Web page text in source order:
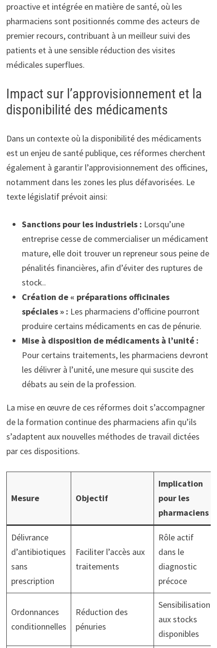
proactive et intégrée en matière de santé, où les
pharmaciens sont positionnés comme des acteurs de
premier recours, contribuant à un meilleur suivi des
patients et à une sensible réduction des visites
médicales superflues.
Impact sur l’approvisionnement et la
disponibilité des médicaments
Dans un contexte où la disponibilité des médicaments
est un enjeu de santé publique, ces réformes cherchent
également à garantir l’approvisionnement des officines,
notamment dans les zones les plus défavorisées. Le
texte législatif prévoit ainsi:
Sanctions pour les industriels : Lorsqu’une
entreprise cesse de commercialiser un médicament
mature, elle doit trouver un repreneur sous peine de
pénalités financières, afin d’éviter des ruptures de
stock..
Création de « préparations officinales
spéciales » : Les pharmaciens d’officine pourront
produire certains médicaments en cas de pénurie.
Mise à disposition de médicaments à l’unité :
Pour certains traitements, les pharmaciens devront
les délivrer à l’unité, une mesure qui suscite des
débats au sein de la profession.
La mise en œuvre de ces réformes doit s’accompagner
de la formation continue des pharmaciens afin qu’ils
s’adaptent aux nouvelles méthodes de travail dictées
par ces dispositions.
Mesure Objectif
Implication
pour les
pharmaciens
Délivrance
d’antibiotiques
sans
prescription
Faciliter l’accès aux
traitements
Rôle actif
dans le
diagnostic
précoce
Ordonnances
conditionnelles
Réduction des
pénuries
Sensibilisation
aux stocks
disponibles